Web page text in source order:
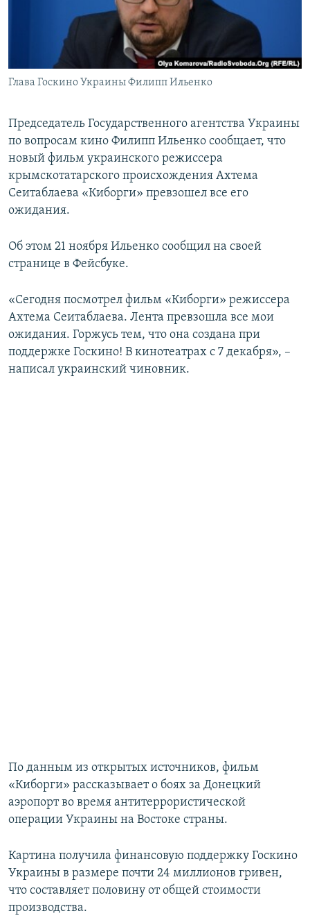
ПОБЕДИТЕЛЕЙ НЕ СУДЯТ?
КРЫМ.НЕПОКОРЕННЫЙ
УКРАИНСКАЯ ПРОБЛЕМА КРЫМА
ПРИСОЕДИНЯЙТЕСЬ!
Глава Госкино Украины Филипп Ильенко
Председатель Государственного агентства Украины
по вопросам кино Филипп Ильенко сообщает, что
новый фильм украинского режиссера
крымскотатарского происхождения Ахтема
Сеитаблаева «Киборги» превзошел все его
ожидания.
Об этом 21 ноября Ильенко сообщил на своей
странице в Фейсбуке.
«Сегодня посмотрел фильм «Киборги» режиссера
Ахтема Сеитаблаева. Лента превзошла все мои
ожидания. Горжусь тем, что она создана при
поддержке Госкино! В кинотеатрах с 7 декабря», –
написал украинский чиновник.
По данным из открытых источников, фильм
«Киборги» рассказывает о боях за Донецкий
аэропорт во время антитеррористической
операции Украины на Востоке страны.
Картина получила финансовую поддержку Госкино
Украины в размере почти 24 миллионов гривен,
что составляет половину от общей стоимости
производства.